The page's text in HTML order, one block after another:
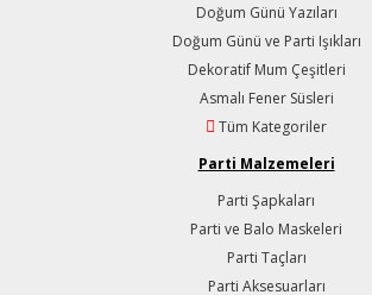
Doğum Günü Yazıları
Doğum Günü ve Parti Işıkları
Dekoratif Mum Çeşitleri
Asmalı Fener Süsleri
Tüm Kategoriler
Parti Malzemeleri
Parti Şapkaları
Parti ve Balo Maskeleri
Parti Taçları
Parti Aksesuarları